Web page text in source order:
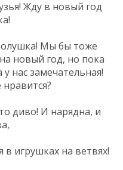
Жду в новый год
Мы бы тоже
новый год, но пока
у нас замечательная!
диво! И нарядна, и
в игрушках на ветвях!